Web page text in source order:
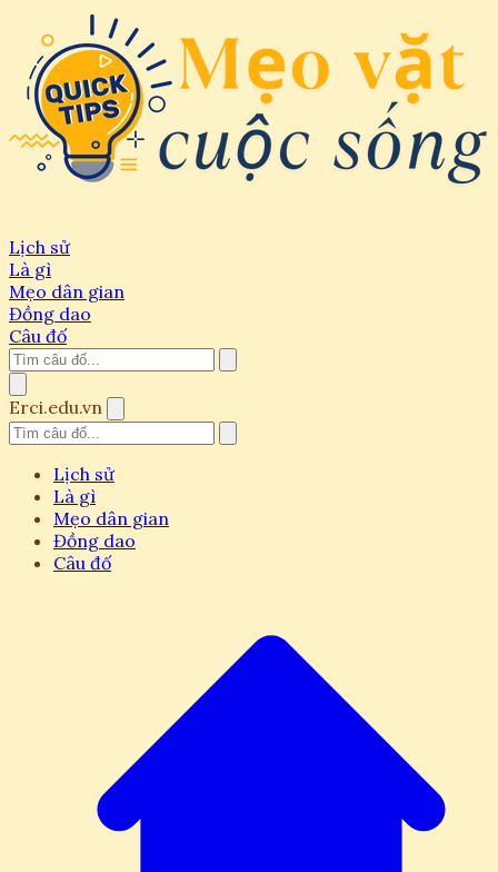
Lịch sử
Là gì
Mẹo dân gian
Đồng dao
Câu đố
Erci.edu.vn
Lịch sử
Là gì
Mẹo dân gian
Đồng dao
Câu đố